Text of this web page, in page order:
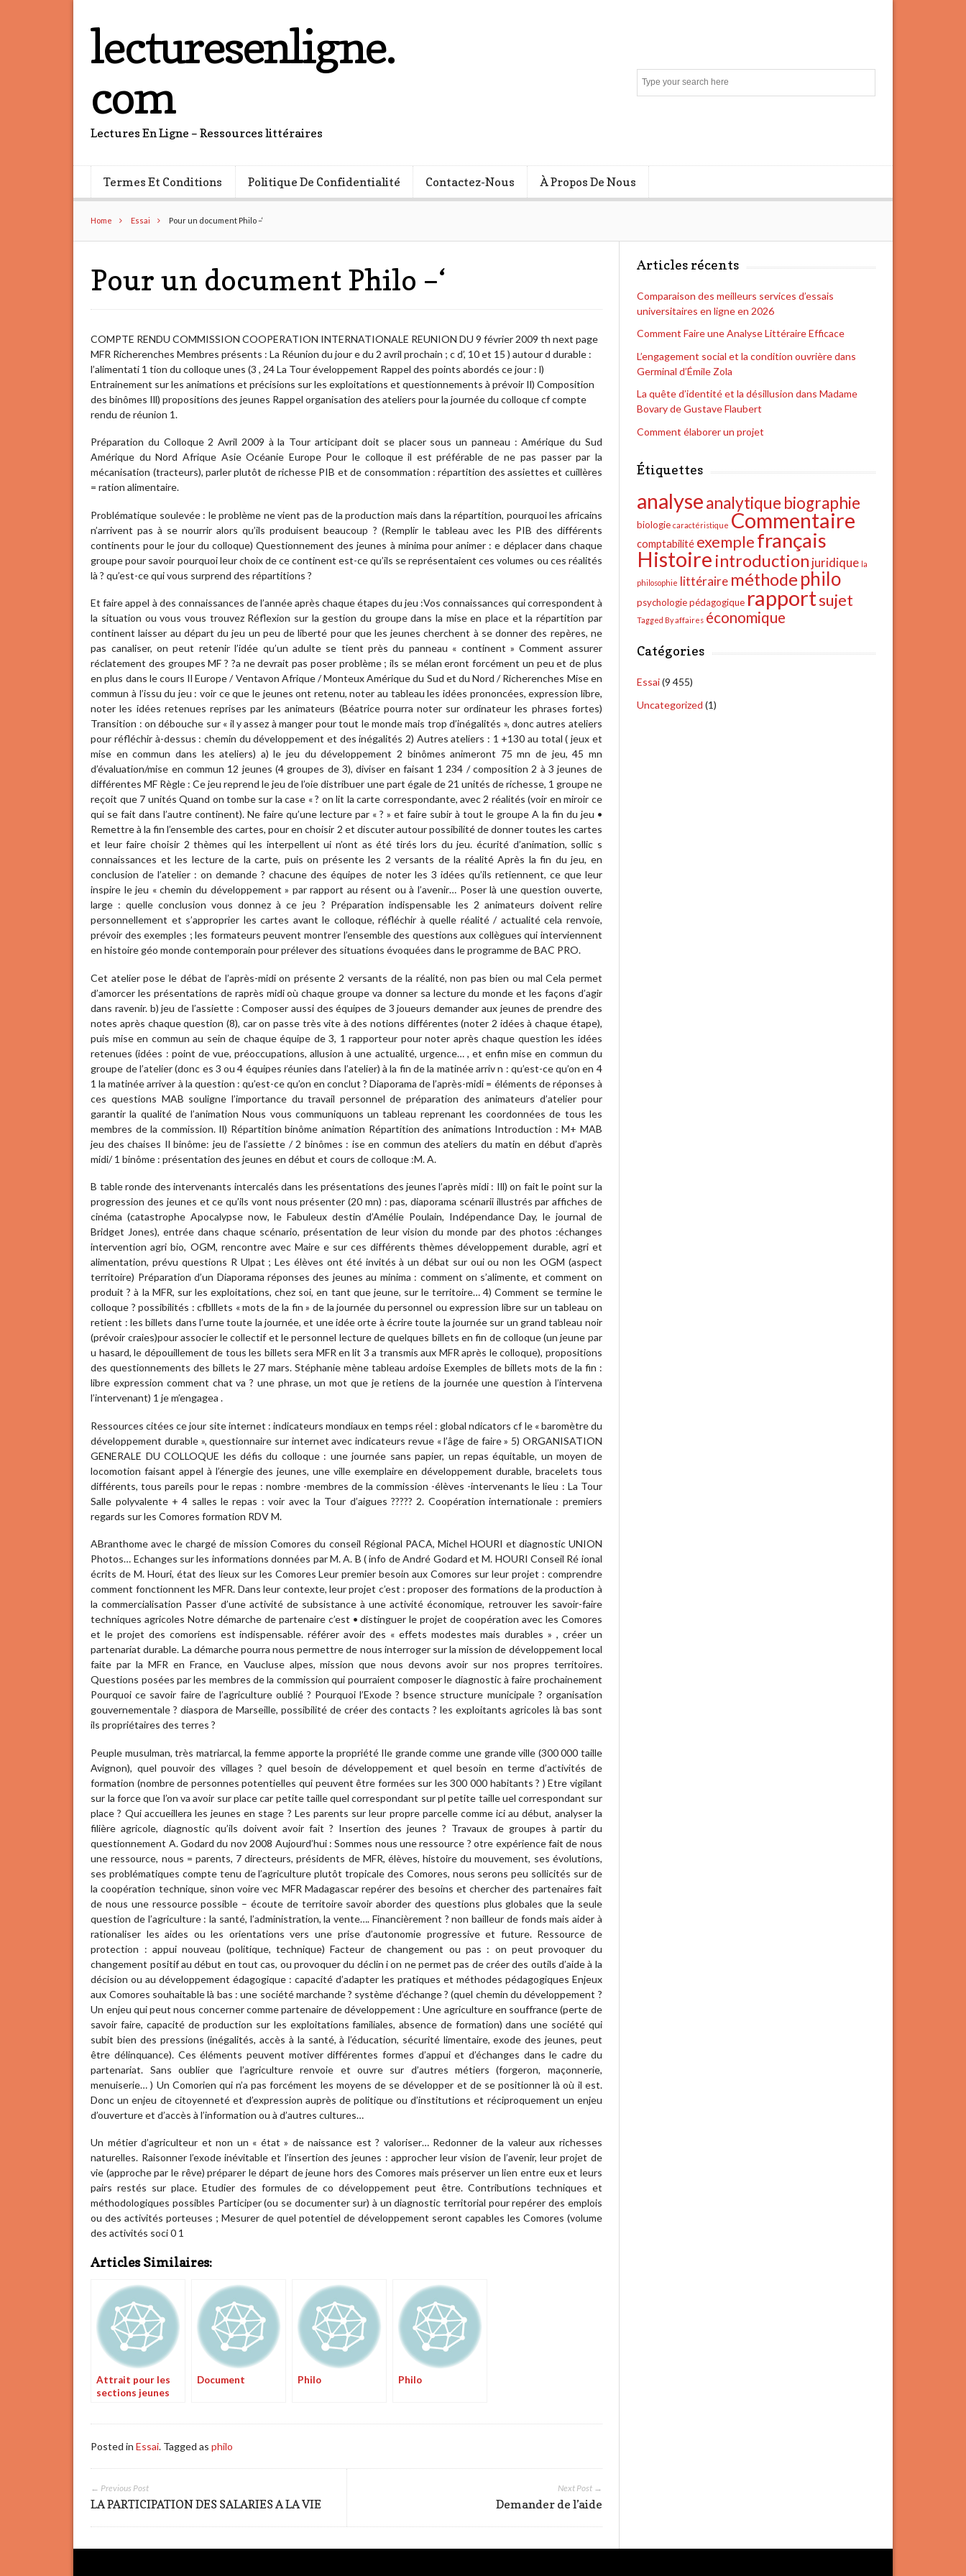
lecturesenligne.
com
Lectures En Ligne – Ressources littéraires
e
Termes Et Conditions Politique De Confidentialité Contactez-Nous À Propos De Nous
Home Essai Pour un document Philo –‘
Pour un document Philo –‘
COMPTE RENDU COMMISSION COOPERATION INTERNATIONALE REUNION DU 9 février 2009 th next page
MFR Richerenches Membres présents : La Réunion du jour e du 2 avril prochain ; c d’, 10 et 15 ) autour d durable :
l’alimentati 1 tion du colloque unes (3 , 24 La Tour éveloppement Rappel des points abordés ce jour : l)
Entrainement sur les animations et précisions sur les exploitations et questionnements à prévoir Il) Composition
des binômes Ill) propositions des jeunes Rappel organisation des ateliers pour la journée du colloque cf compte
rendu de réunion 1.
Préparation du Colloque 2 Avril 2009 à la Tour articipant doit se placer sous un panneau : Amérique du Sud
Amérique du Nord Afrique Asie Océanie Europe Pour le colloque il est préférable de ne pas passer par la
mécanisation (tracteurs), parler plutôt de richesse PIB et de consommation : répartition des assiettes et cuillères
= ration alimentaire.
Problématique soulevée : le problème ne vient pas de la production mais dans la répartition, pourquoi les africains
n’arrivent pas à se nourrir alors qu’ils produisent beaucoup ? (Remplir le tableau avec les PIB des différents
continents pour le jour du colloque) Questionnement des jeunes à minima pour animer : e déplacer dans chaque
groupe pour savoir pourquoi leur choix de ce continent est-ce qu’ils se représentaient ces volumes ou ces réalités
là ? qu’est-ce qui vous surprend des répartitions ?
Et faire appel à des connaissances de l’année après chaque étapes du jeu :Vos connaissances qui correspondent à
la situation ou vous vous trouvez Réflexion sur la gestion du groupe dans la mise en place et la répartition par
continent laisser au départ du jeu un peu de liberté pour que les jeunes cherchent à se donner des repères, ne
pas canaliser, on peut retenir l’idée qu’un adulte se tient près du panneau « continent » Comment assurer
réclatement des groupes MF ? ?a ne devrait pas poser problème ; ils se mélan eront forcément un peu et de plus
en plus dans le cours Il Europe / Ventavon Afrique / Monteux Amérique du Sud et du Nord / Richerenches Mise en
commun à l’issu du jeu : voir ce que le jeunes ont retenu, noter au tableau les idées prononcées, expression libre,
noter les idées retenues reprises par les animateurs (Béatrice pourra noter sur ordinateur les phrases fortes)
Transition : on débouche sur « il y assez à manger pour tout le monde mais trop d’inégalités », donc autres ateliers
pour réfléchir à-dessus : chemin du développement et des inégalités 2) Autres ateliers : 1 +130 au total ( jeux et
mise en commun dans les ateliers) a) le jeu du développement 2 binômes animeront 75 mn de jeu, 45 mn
d’évaluation/mise en commun 12 jeunes (4 groupes de 3), diviser en faisant 1 234 / composition 2 à 3 jeunes de
différentes MF Règle : Ce jeu reprend le jeu de l’oie distribuer une part égale de 21 unités de richesse, 1 groupe ne
reçoit que 7 unités Quand on tombe sur la case « ? on lit la carte correspondante, avec 2 réalités (voir en miroir ce
qui se fait dans l’autre continent). Ne faire qu’une lecture par « ? » et faire subir à tout le groupe A la fin du jeu •
Remettre à la fin l’ensemble des cartes, pour en choisir 2 et discuter autour possibilité de donner toutes les cartes
et leur faire choisir 2 thèmes qui les interpellent ui n’ont as été tirés lors du jeu. écurité d’animation, sollic s
connaissances et les lecture de la carte, puis on présente les 2 versants de la réalité Après la fin du jeu, en
conclusion de l’atelier : on demande ? chacune des équipes de noter les 3 idées qu’ils retiennent, ce que leur
inspire le jeu « chemin du développement » par rapport au résent ou à l’avenir… Poser là une question ouverte,
large : quelle conclusion vous donnez à ce jeu ? Préparation indispensable les 2 animateurs doivent relire
personnellement et s’approprier les cartes avant le colloque, réfléchir à quelle réalité / actualité cela renvoie,
prévoir des exemples ; les formateurs peuvent montrer l’ensemble des questions aux collègues qui interviennent
en histoire géo monde contemporain pour prélever des situations évoquées dans le programme de BAC PRO.
Cet atelier pose le débat de l’après-midi on présente 2 versants de la réalité, non pas bien ou mal Cela permet
d’amorcer les présentations de raprès midi où chaque groupe va donner sa lecture du monde et les façons d’agir
dans ravenir. b) jeu de l’assiette : Composer aussi des équipes de 3 joueurs demander aux jeunes de prendre des
notes après chaque question (8), car on passe très vite à des notions différentes (noter 2 idées à chaque étape),
puis mise en commun au sein de chaque équipe de 3, 1 rapporteur pour noter après chaque question les idées
retenues (idées : point de vue, préoccupations, allusion à une actualité, urgence… , et enfin mise en commun du
groupe de l’atelier (donc es 3 ou 4 équipes réunies dans l’atelier) à la fin de la matinée arriv n : qu’est-ce qu’on en 4
1 la matinée arriver à la question : qu’est-ce qu’on en conclut ? Diaporama de l’après-midi = éléments de réponses à
ces questions MAB souligne l’importance du travail personnel de préparation des animateurs d’atelier pour
garantir la qualité de l’animation Nous vous communiquons un tableau reprenant les coordonnées de tous les
membres de la commission. Il) Répartition binôme animation Répartition des animations Introduction : M+ MAB
jeu des chaises Il binôme: jeu de l’assiette / 2 binômes : ise en commun des ateliers du matin en début d’après
midi/ 1 binôme : présentation des jeunes en début et cours de colloque :M. A.
B table ronde des intervenants intercalés dans les présentations des jeunes l’après midi : Ill) on fait le point sur la
progression des jeunes et ce qu’ils vont nous présenter (20 mn) : pas, diaporama scénarii illustrés par affiches de
cinéma (catastrophe Apocalypse now, le Fabuleux destin d’Amélie Poulain, Indépendance Day, le journal de
Bridget Jones), entrée dans chaque scénario, présentation de leur vision du monde par des photos :échanges
intervention agri bio, OGM, rencontre avec Maire e sur ces différents thèmes développement durable, agri et
alimentation, prévu questions R Ulpat ; Les élèves ont été invités à un débat sur oui ou non les OGM (aspect
territoire) Préparation d’un Diaporama réponses des jeunes au minima : comment on s’alimente, et comment on
produit ? à la MFR, sur les exploitations, chez soi, en tant que jeune, sur le territoire… 4) Comment se termine le
colloque ? possibilités : cfblllets « mots de la fin » de la journée du personnel ou expression libre sur un tableau on
retient : les billets dans l’urne toute la journée, et une idée orte à écrire toute la journée sur un grand tableau noir
(prévoir craies)pour associer le collectif et le personnel lecture de quelques billets en fin de colloque (un jeune par
u hasard, le dépouillement de tous les billets sera MFR en lit 3 a transmis aux MFR après le colloque), propositions
des questionnements des billets le 27 mars. Stéphanie mène tableau ardoise Exemples de billets mots de la fin :
libre expression comment chat va ? une phrase, un mot que je retiens de la journée une question à l’intervena
l’intervenant) 1 je m’engagea .
Ressources citées ce jour site internet : indicateurs mondiaux en temps réel : global ndicators cf le « baromètre du
développement durable », questionnaire sur internet avec indicateurs revue « l’âge de faire » 5) ORGANISATION
GENERALE DU COLLOQUE les défis du colloque : une journée sans papier, un repas équitable, un moyen de
locomotion faisant appel à l’énergie des jeunes, une ville exemplaire en développement durable, bracelets tous
différents, tous pareils pour le repas : nombre -membres de la commission -élèves -intervenants le lieu : La Tour
Salle polyvalente + 4 salles le repas : voir avec la Tour d’aigues ????? 2. Coopération internationale : premiers
regards sur les Comores formation RDV M.
ABranthome avec le chargé de mission Comores du conseil Régional PACA, Michel HOURI et diagnostic UNION
Photos… Echanges sur les informations données par M. A. B ( info de André Godard et M. HOURI Conseil Ré ional
écrits de M. Houri, état des lieux sur les Comores Leur premier besoin aux Comores sur leur projet : comprendre
comment fonctionnent les MFR. Dans leur contexte, leur projet c’est : proposer des formations de la production à
la commercialisation Passer d’une activité de subsistance à une activité économique, retrouver les savoir-faire
techniques agricoles Notre démarche de partenaire c’est • distinguer le projet de coopération avec les Comores
et le projet des comoriens est indispensable. référer avoir des « effets modestes mais durables » , créer un
partenariat durable. La démarche pourra nous permettre de nous interroger sur la mission de développement local
faite par la MFR en France, en Vaucluse alpes, mission que nous devons avoir sur nos propres territoires.
Questions posées par les membres de la commission qui pourraient composer le diagnostic à faire prochainement
Pourquoi ce savoir faire de l’agriculture oublié ? Pourquoi l’Exode ? bsence structure municipale ? organisation
gouvernementale ? diaspora de Marseille, possibilité de créer des contacts ? les exploitants agricoles là bas sont
ils propriétaires des terres ?
Peuple musulman, très matriarcal, la femme apporte la propriété Ile grande comme une grande ville (300 000 taille
Avignon), quel pouvoir des villages ? quel besoin de développement et quel besoin en terme d’activités de
formation (nombre de personnes potentielles qui peuvent être formées sur les 300 000 habitants ? ) Etre vigilant
sur la force que l’on va avoir sur place car petite taille quel correspondant sur pl petite taille uel correspondant sur
place ? Qui accueillera les jeunes en stage ? Les parents sur leur propre parcelle comme ici au début, analyser la
filière agricole, diagnostic qu’ils doivent avoir fait ? Insertion des jeunes ? Travaux de groupes à partir du
questionnement A. Godard du nov 2008 Aujourd’hui : Sommes nous une ressource ? otre expérience fait de nous
une ressource, nous = parents, 7 directeurs, présidents de MFR, élèves, histoire du mouvement, ses évolutions,
ses problématiques compte tenu de l’agriculture plutôt tropicale des Comores, nous serons peu sollicités sur de
la coopération technique, sinon voire vec MFR Madagascar repérer des besoins et chercher des partenaires fait
de nous une ressource possible – écoute de territoire savoir aborder des questions plus globales que la seule
question de l’agriculture : la santé, l’administration, la vente…. Financièrement ? non bailleur de fonds mais aider à
rationaliser les aides ou les orientations vers une prise d’autonomie progressive et future. Ressource de
protection : appui nouveau (politique, technique) Facteur de changement ou pas : on peut provoquer du
changement positif au début en tout cas, ou provoquer du déclin i on ne permet pas de créer des outils d’aide à la
décision ou au développement édagogique : capacité d’adapter les pratiques et méthodes pédagogiques Enjeux
aux Comores souhaitable là bas : une société marchande ? système d’échange ? (quel chemin du développement ?
Un enjeu qui peut nous concerner comme partenaire de développement : Une agriculture en souffrance (perte de
savoir faire, capacité de production sur les exploitations familiales, absence de formation) dans une société qui
subit bien des pressions (inégalités, accès à la santé, à l’éducation, sécurité limentaire, exode des jeunes, peut
être délinquance). Ces éléments peuvent motiver différentes formes d’appui et d’échanges dans le cadre du
partenariat. Sans oublier que l’agriculture renvoie et ouvre sur d’autres métiers (forgeron, maçonnerie,
menuiserie… ) Un Comorien qui n’a pas forcément les moyens de se développer et de se positionner là où il est.
Donc un enjeu de citoyenneté et d’expression auprès de politique ou d’institutions et réciproquement un enjeu
d’ouverture et d’accès à l’information ou à d’autres cultures…
Un métier d’agriculteur et non un « état » de naissance est ? valoriser… Redonner de la valeur aux richesses
naturelles. Raisonner l’exode inévitable et l’insertion des jeunes : approcher leur vision de l’avenir, leur projet de
vie (approche par le rêve) préparer le départ de jeune hors des Comores mais préserver un lien entre eux et leurs
pairs restés sur place. Etudier des formules de co développement peut être. Contributions techniques et
méthodologiques possibles Participer (ou se documenter sur) à un diagnostic territorial pour repérer des emplois
ou des activités porteuses ; Mesurer de quel potentiel de développement seront capables les Comores (volume
des activités soci 0 1
Articles Similaires:
Attrait pour les
sections jeunes
Document Philo Philo
Posted inEssai. Tagged asphilo
Next Post →
Demander de l’aide
← Previous Post
LA PARTICIPATION DES SALARIES A LA VIE
Articles récents
Comparaison des meilleurs services d’essais
universitaires en ligne en 2026
Comment Faire une Analyse Littéraire Efficace
L’engagement social et la condition ouvrière dans
Germinal d’Émile Zola
La quête d’identité et la désillusion dans Madame
Bovary de Gustave Flaubert
Comment élaborer un projet
Étiquettes
analyseanalytique biographie
biologie caractéristique Commentaire
comptabilité exemplefrançais
Histoire introduction juridique la
philosophie littéraire méthode philo
psychologie pédagogique rapportsujet
Tagged By affaires économique
Catégories
Essai(9 455)
Uncategorized (1)